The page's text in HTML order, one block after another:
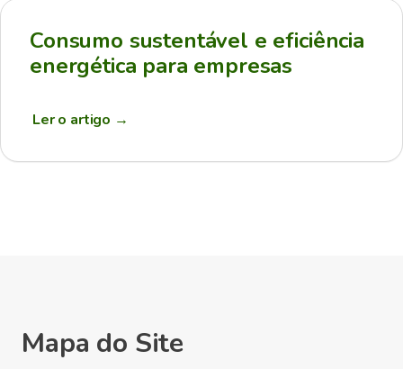
Consumo sustentável e eficiência
energética para empresas
Ler o artigo →
Mapa do Site